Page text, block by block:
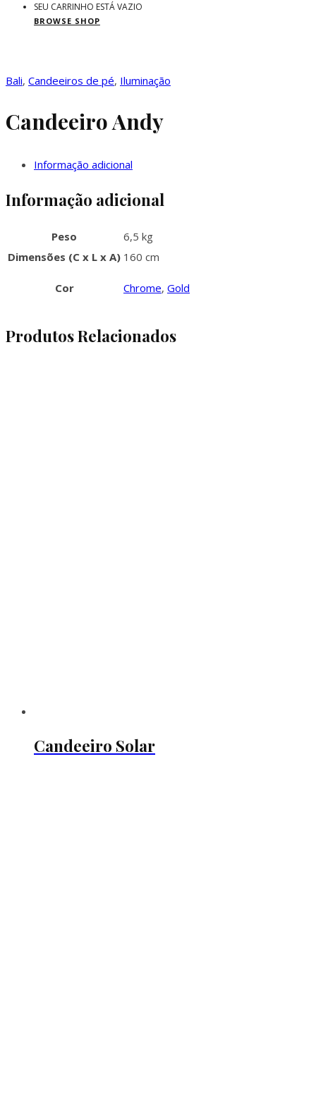
SEU CARRINHO ESTÁ VAZIO
BROWSE SHOP
Bali, Candeeiros de pé, Iluminação
Candeeiro Andy
Informação adicional
Informação adicional
Peso
6,5 kg
Dimensões (C x L x A) 160 cm
Cor Chrome, Gold
Produtos Relacionados
Candeeiro Solar